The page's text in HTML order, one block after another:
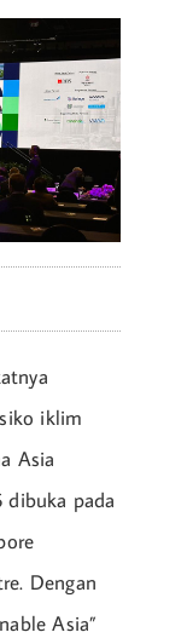
iklim
Asia
dibuka pada
Dengan
Asia”